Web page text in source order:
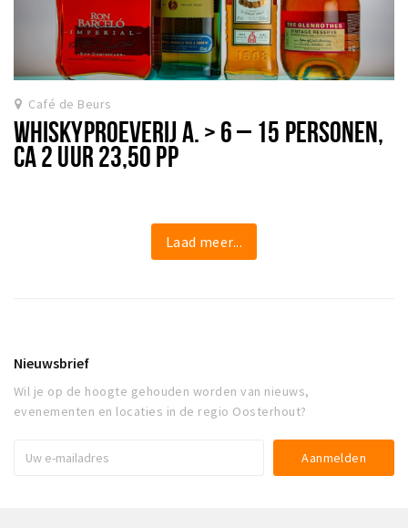
Café de Beurs
WHISKYPROEVERIJ A. > 6 – 15 PERSONEN,
CA 2 UUR 23,50 PP
Laad meer...
Nieuwsbrief
Wil je op de hoogte gehouden worden van nieuws,
evenementen en locaties in de regio Oosterhout?